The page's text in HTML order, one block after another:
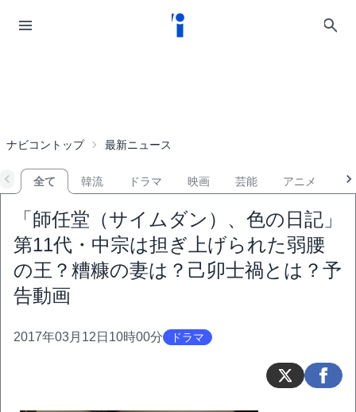
ナビコントップ 最新ニュース
全て 韓流 ドラマ 映画 芸能 アニメ
「師任堂（サイムダン）、色の日記」
第11代・中宗は担ぎ上げられた弱腰
の王？糟糠の妻は？己卯士禍とは？予
告動画
2017年03月12日10時00分 ドラマ